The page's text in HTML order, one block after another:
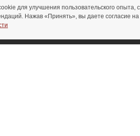
Пн-Пт 8:00 - 17:00
Сб-Вс выходной
для улучшения пользовательского опыта,
Нажав «Принять», вы даете согласие